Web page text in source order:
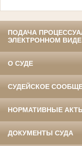
ПОДАЧА
ЭЛЕКТРОННОМ ВИДЕ
О СУДЕ
СУДЕЙСКОЕ
НОРМАТИВНЫЕ
ДОКУМЕНТЫ СУДА